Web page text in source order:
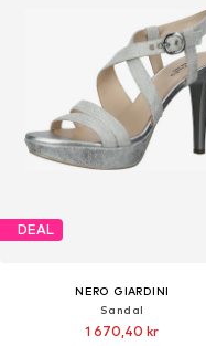
DEAL
NERO GIARDINI
Sandal
1 670,40 kr